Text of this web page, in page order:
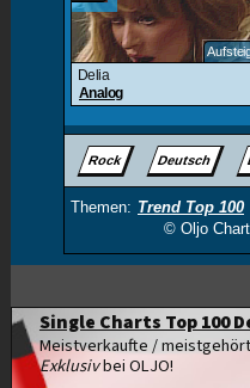
Single Charts Top 100
Meistverkaufte /
Exklusivbei OLJO!